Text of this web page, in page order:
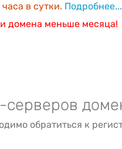
в сутки. Подробнее...
домена меньше месяца!
серверов
обратиться к